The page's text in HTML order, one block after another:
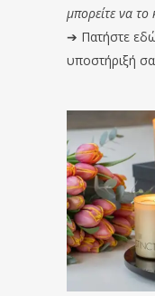
μπορείτε να το
➔ Πατήστε
υποστήριξή